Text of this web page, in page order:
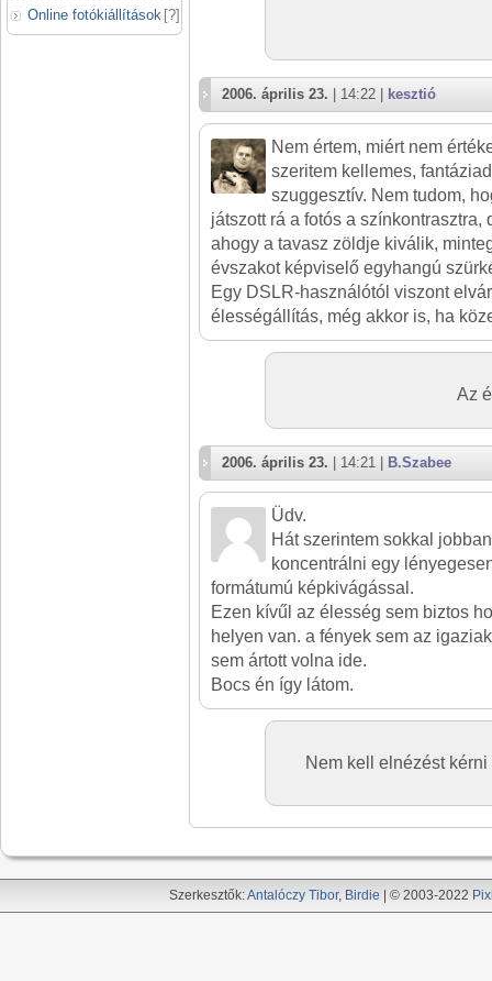
Online fotókiállítások [?]
2006. április 23. | 14:22 | kesztió
Nem értem, miért nem
szeritem kellemes,
szuggesztív. Nem tudom,
játszott rá a fotós a színkontrasztra,
ahogy a tavasz zöldje kiválik,
évszakot képviselő egyhangú
Egy DSLR-használótól viszont
élességállítás, még akkor is, ha
Az
2006. április 23. | 14:21 | B.Szabee
Üdv.
Hát szerintem sokkal
koncentrálni egy
formátumú képkivágással.
Ezen kívűl az élesség sem biztos
helyen van. a fények sem az
sem ártott volna ide.
Bocs én így látom.
Nem kell elnézést
Szerkesztők:Antalóczy Tibor, Birdie | © 2003-2022